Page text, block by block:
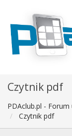
Czytnik pdf
PDAclub.pl -
Czytnik pdf